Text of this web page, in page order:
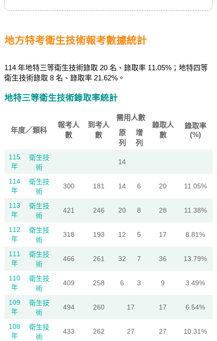
地方特考衛生技術報考數據統計
114 年地特三等衛生技術錄取 20 名、錄取率 11.05%；地特四等
衛生技術錄取 8 名、錄取率 21.62%。
地特三等衛生技術錄取率統計
年度／類科
報考人
數
到考人
數
需用人數
錄取人
數
錄取率
(%)
原
列
增
列
115
年
衛生技
術
14
114
年
衛生技
術
300 181 14 6 20 11.05%
113
年
衛生技
術
421 246 20 8 28 11.38%
112
年
衛生技
術
318 193 12 5 17 8.81%
111
年
衛生技
術
466 261 32 7 36 13.79%
110
年
衛生技
術
409 258 6 3 9 3.49%
109
年
衛生技
術
494 260 17 17 6.54%
108
年
衛生技
術
433 262 27 27 10.31%